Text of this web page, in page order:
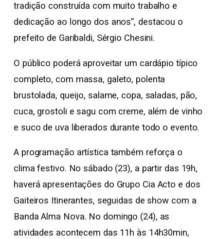
tradição construída com muito trabalho e
dedicação ao longo dos anos”, destacou o
prefeito de Garibaldi, Sérgio Chesini.
O público poderá aproveitar um cardápio típico
completo, com massa, galeto, polenta
brustolada, queijo, salame, copa, saladas, pão,
cuca, grostoli e sagu com creme, além de vinho
e suco de uva liberados durante todo o evento.
A programação artística também reforça o
clima festivo. No sábado (23), a partir das 19h,
haverá apresentações do Grupo Cia Acto e dos
Gaiteiros Itinerantes, seguidas de show com a
Banda Alma Nova. No domingo (24), as
atividades acontecem das 11h às 14h30min,